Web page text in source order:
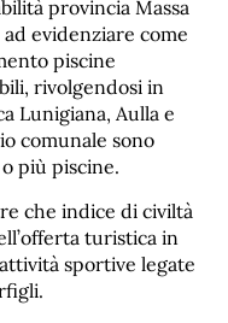
provincia Massa
evidenziare come
piscine
rivolgendosi in
Lunigiana, Aulla e
comunale sono
più piscine.
che indice di civiltà
turistica in
sportive legate